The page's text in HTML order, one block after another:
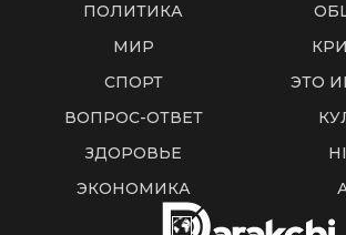
ПОЛИТИКА
МИР
СПОРТ
ЭТО
ВОПРОС-ОТВЕТ
ЗДОРОВЬЕ
ЭКОНОМИКА